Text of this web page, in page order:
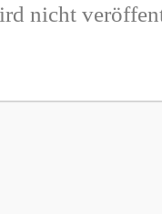
nicht